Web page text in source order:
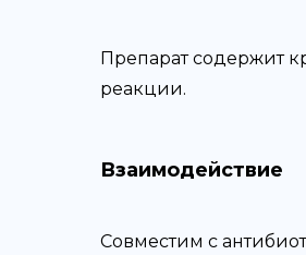
Препарат содержит
реакции.
Взаимодействие
Совместим с